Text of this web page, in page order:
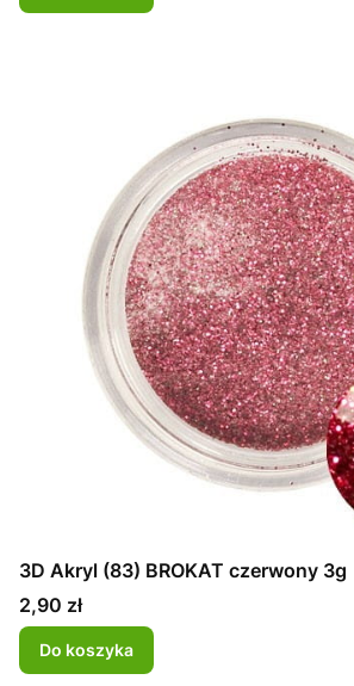
3D Akryl (83) BROKAT czerwony 3g
Cena
2,90 zł
Do koszyka